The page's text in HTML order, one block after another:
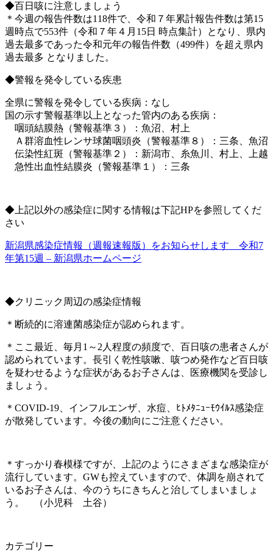
◆百日咳に注意しましょう
＊今週の報告件数は118件で、令和７年累計報告件数は第15
週時点で553件（令和７年４月15日 時点集計）となり、県内
過去最多であった令和元年の報告件数（499件）を超え県内
過去最多 となりました。
◆警報を発令している疾患
全県に警報を発令している疾病：なし
国の示す警報基準以上となった管内のある疾病：
咽頭結膜熱（警報基準３）：魚沼、村上
Ａ群溶血性レンサ球菌咽頭炎（警報基準８）：三条、魚沼
伝染性紅斑（警報基準２）：新潟市、糸魚川、村上、上越
急性出血性結膜炎（警報基準１）：三条
◆上記以外の感染症に関する情報は下記HPを参照してくだ
さい
新潟県感染症情報（週報速報版）をお知らせします 令和7
年第15週 – 新潟県ホームページ
◆クリニック周辺の感染症情報
＊断続的に溶連菌感染症が認められます。
＊ここ最近、毎月1～2人程度の頻度で、百日咳の患者さんが
認められています。長引く乾性咳嗽、咳つめ発作など百日咳
を疑わせるような症状があるお子さんは、医療機関を受診し
ましょう。
＊COVID-19、インフルエンザ、水痘、ﾋﾄﾒﾀﾆｭｰﾓｳｲﾙｽ感染症
が散発しています。今後の動向にご注意ください。
＊すっかり春模様ですが、上記のようにさまざまな感染症が
流行しています。GWも控えていますので、体調を崩されて
いるお子さんは、今のうちにきちんと治してしまいましょ
う。 （小児科 土谷）
カテゴリー